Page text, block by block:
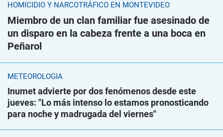
HOMICIDIO Y NARCOTRÁFICO EN MONTEVIDEO
Miembro de un clan familiar fue asesinado de
un disparo en la cabeza frente a una boca en
Peñarol
METEOROLOGÍA
Inumet advierte por dos fenómenos desde este
jueves: "Lo más intenso lo estamos pronosticando
para noche y madrugada del viernes"